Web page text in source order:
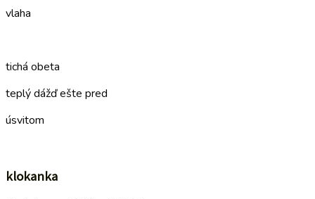
vlaha
tichá obeta
teplý dážď ešte pred
úsvitom
klokanka